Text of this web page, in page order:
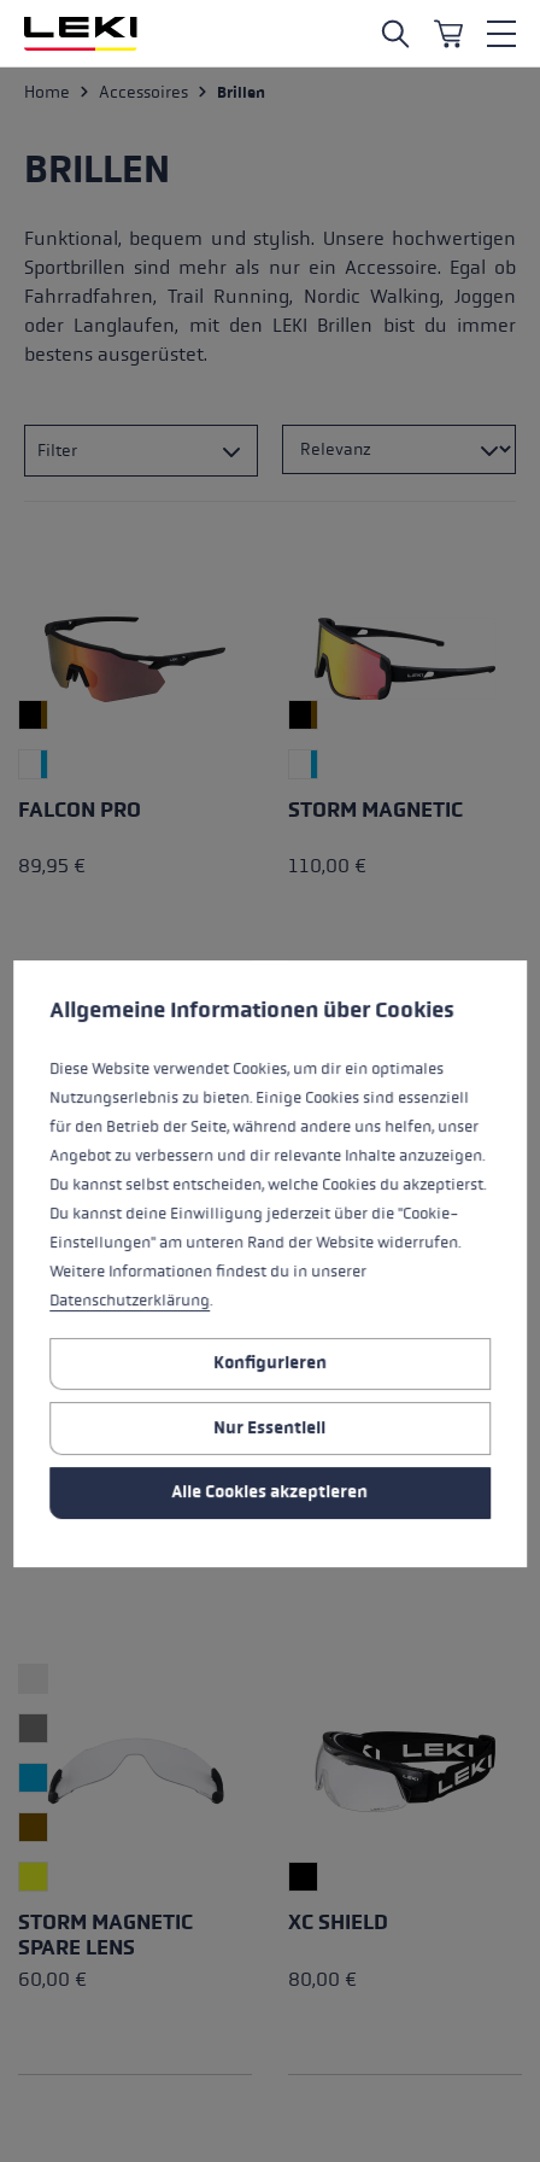
Zum Hauptinhalt springen
Home Accessoires Brillen
BRILLEN
Funktional, bequem und stylish. Unsere hochwertigen
Sportbrillen sind mehr als nur ein Accessoire. Egal ob
Fahrradfahren, Trail Running, Nordic Walking, Joggen
oder Langlaufen, mit den LEKI Brillen bist du immer
bestens ausgerüstet.
Filter
FALCON PRO
89,95 €
STORM MAGNETIC
110,00 €
Durchschnittliche Bewertung von 5 von 5 Sternen
VISION PRO
87,95 €
STORM MAGNETIC
SPARE LENS
60,00 €
XC SHIELD
80,00 €
Cookie-Voreinstellungen
Allgemeine Informationen über Cookies
Diese Website verwendet Cookies, um dir ein optimales
Nutzungserlebnis zu bieten. Einige Cookies sind essenziell
für den Betrieb der Seite, während andere uns helfen, unser
Angebot zu verbessern und dir relevante Inhalte anzuzeigen.
Du kannst selbst entscheiden, welche Cookies du akzeptierst.
Du kannst deine Einwilligung jederzeit über die "Cookie-
Einstellungen" am unteren Rand der Website widerrufen.
Weitere Informationen findest du in unserer
Datenschutzerklärung.
Konfigurieren
Nur Essentiell
Alle Cookies akzeptieren